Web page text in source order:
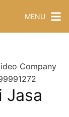
MENU
Company
Jasa